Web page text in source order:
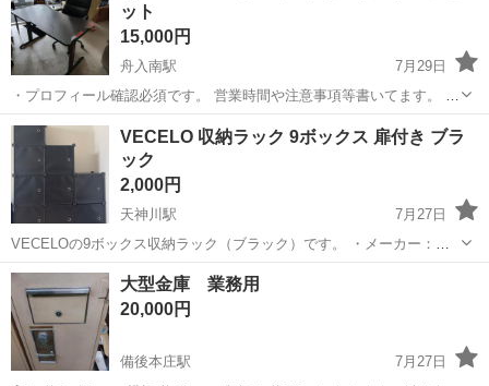
ット
15,000円
舟入南駅
7月29日
・プロフィール確認必須です。 営業時間や注意事項等書いてます。 ・
購入希望の方は取りに来られるご希望の日にちと時間を○日○時と明記
してご連絡お願い致します。 ご覧頂きありがとうございます。 デスク
幅約119cm 奥行約...
広島 広島市 舟入南駅 オフィス用家具
ゲーミングデスク
VECELO 収納ラック 9ボックス 扉付き ブラ
ック
2,000円
天神川駅
7月27日
VECELOの9ボックス収納ラック（ブラック）です。 ・メーカー：
VECELO ・カラー：ブラック ・サイズ：約96×32×129cm（幅×奥行×
高さ） ・9ボックス収納、扉付き ・本、おもちゃ、衣類、書類などの
収納に便利...
広島 広島市 天神川駅 オフィス用家具
大型金庫 業務用
20,000円
備後本庄駅
7月27日